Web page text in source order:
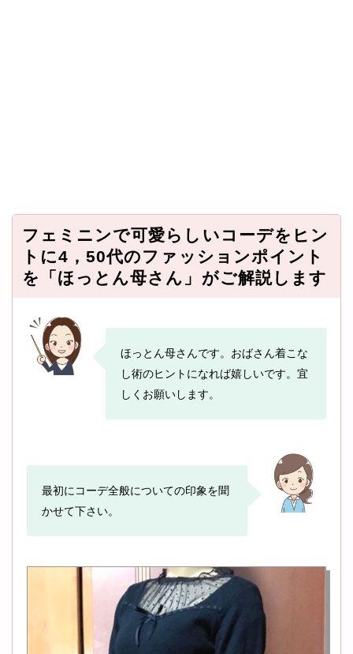
フェミニンで可愛らしいコーデをヒン
トに4，50代のファッションポイント
を「ほっとん母さん」がご解説します
ほっとん母さんです。おばさん着こな
し術のヒントになれば嬉しいです。宜
しくお願いします。
最初にコーデ全般についての印象を聞
かせて下さい。